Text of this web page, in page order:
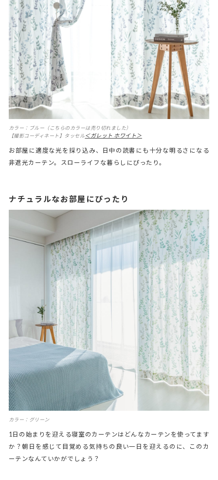
カラー：ブルー（こちらのカラーは売り切れました）
【撮影コーディネート】タッセル＜ガレット ホワイト＞
お部屋に適度な光を採り込み、日中の読書にも十分な明るさになる
非遮光カーテン。スローライフな暮らしにぴったり。
ナチュラルなお部屋にぴったり
カラー：グリーン
1日の始まりを迎える寝室のカーテンはどんなカーテンを使ってます
か？朝日を感じて目覚める気持ちの良い一日を迎えるのに、このカ
ーテンなんていかがでしょう？